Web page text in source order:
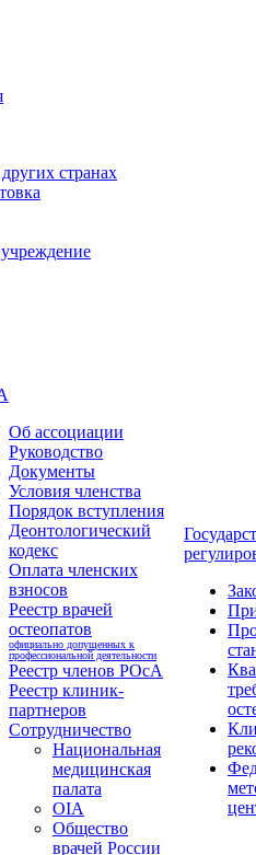
странах
Об ассоциации
Руководство
Документы
Условия членства
Порядок вступления
Деонтологический
кодекс
Оплата членских
взносов
Реестр врачей
остеопатов
официально допущенных к
профессиональной деятельности
Реестр членов РОсА
Реестр клиник-
партнеров
Сотрудничество
Национальная
медицинская
палата
OIA
Общество
врачей России